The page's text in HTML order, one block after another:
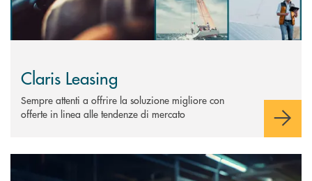
Claris Leasing
Sempre attenti a offrire la soluzione migliore con
offerte in linea alle tendenze di mercato
Scopri di più Claris Leasing - Transizione 5.0